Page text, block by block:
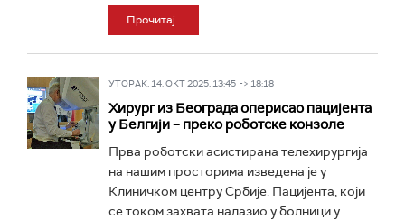
Прочитај
УТОРАК, 14. ОКТ 2025, 13:45 -> 18:18
Хирург из Београда оперисао пацијента
у Белгији – преко роботске конзоле
Прва роботски асистирана телехирургија
на нашим просторима изведена је у
Клиничком центру Србије. Пацијента, који
се током захвата налазио у болници у